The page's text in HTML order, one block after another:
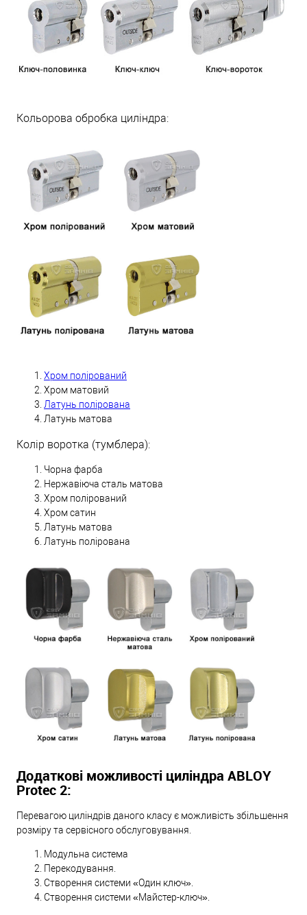
Кольорова обробка циліндра:
Хром полірований
Хром матовий
Латунь полірована
Латунь матова
Колір воротка (тумблера):
Чорна фарба
Нержавіюча сталь матова
Хром полірований
Хром сатин
Латунь матова
Латунь полірована
Додаткові можливості циліндра ABLOY
Protec 2:
Перевагою циліндрів даного класу є можливість збільшення
розміру та сервісного обслуговування.
Модульна система
Перекодування.
Створення системи «Один ключ».
Створення системи «Майстер-ключ».